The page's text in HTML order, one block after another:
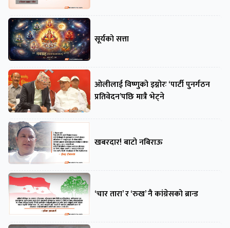
सूर्यको सत्ता
ओलीलाई विष्णुको इग्नोरः ‘पार्टी पुनर्गठन
प्रतिवेदन’पछि मात्रै भेट्ने
खबरदार! बाटो नबिराऊ
‘चार तारा’ र ‘रुख’ नै कांग्रेसको ब्रान्ड